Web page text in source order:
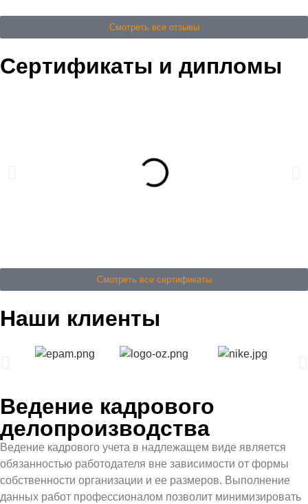
Смотреть все отзывы
Сертификаты и дипломы
Смотреть все сертификаты
Наши клиенты
Ведение кадрового
делопроизводства
Ведение кадрового учета в надлежащем виде является
обязанностью работодателя вне зависимости от формы
собственности организации и ее размеров. Выполнение
данных работ профессионалом позволит минимизировать